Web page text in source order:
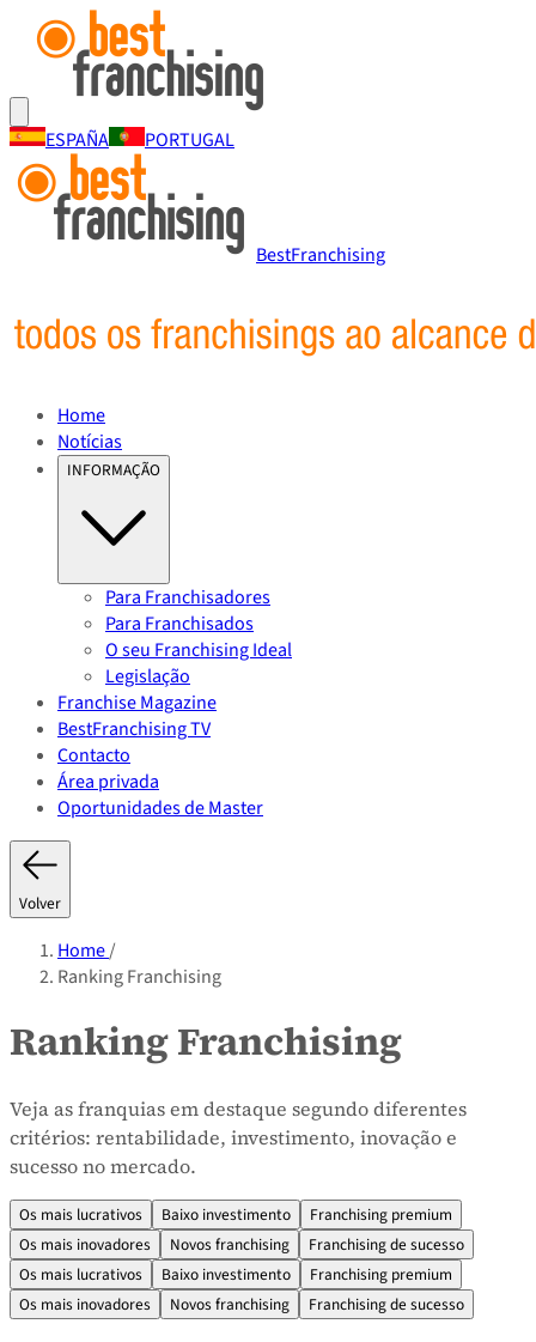
ESPAÑA PORTUGAL
BestFranchising
Home
Notícias
INFORMAÇÃO
Para Franchisadores
Para Franchisados
O seu Franchising Ideal
Legislação
Franchise Magazine
BestFranchising TV
Contacto
Área privada
Oportunidades de Master
Volver
Home/
Ranking Franchising
Ranking Franchising
Veja as franquias em destaque segundo diferentes
critérios: rentabilidade, investimento, inovação e
sucesso no mercado.
Os mais lucrativos Baixo investimento
Franchising premium
Os mais inovadores
Novos franchising
Franchising de sucesso
Os mais lucrativos
Baixo investimento
Franchising premium
Os mais inovadores
Novos franchising Franchising de sucesso